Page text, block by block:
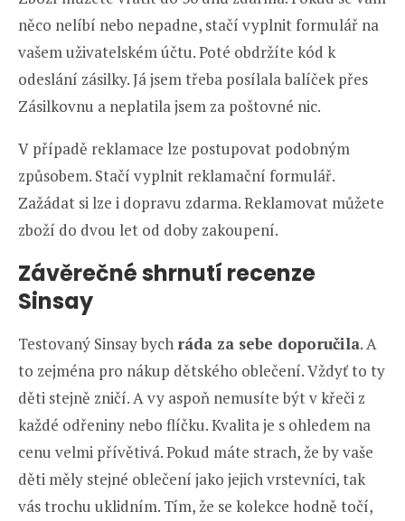
něco nelíbí nebo nepadne, stačí vyplnit formulář na
vašem uživatelském účtu. Poté obdržíte kód k
odeslání zásilky. Já jsem třeba posílala balíček přes
Zásilkovnu a neplatila jsem za poštovné nic.
V případě reklamace lze postupovat podobným
způsobem. Stačí vyplnit reklamační formulář.
Zažádat si lze i dopravu zdarma. Reklamovat můžete
zboží do dvou let od doby zakoupení.
Závěrečné shrnutí recenze
Sinsay
Testovaný Sinsay bych ráda za sebe doporučila. A
to zejména pro nákup dětského oblečení. Vždyť to ty
děti stejně zničí. A vy aspoň nemusíte být v křeči z
každé odřeniny nebo flíčku. Kvalita je s ohledem na
cenu velmi přívětivá. Pokud máte strach, že by vaše
děti měly stejné oblečení jako jejich vrstevníci, tak
vás trochu uklidním. Tím, že se kolekce hodně točí,